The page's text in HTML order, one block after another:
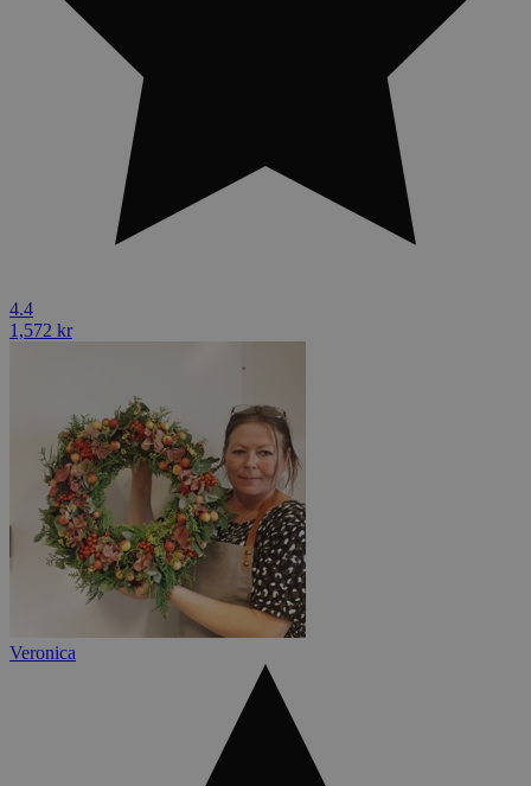
4.4
1,572 kr
Veronica